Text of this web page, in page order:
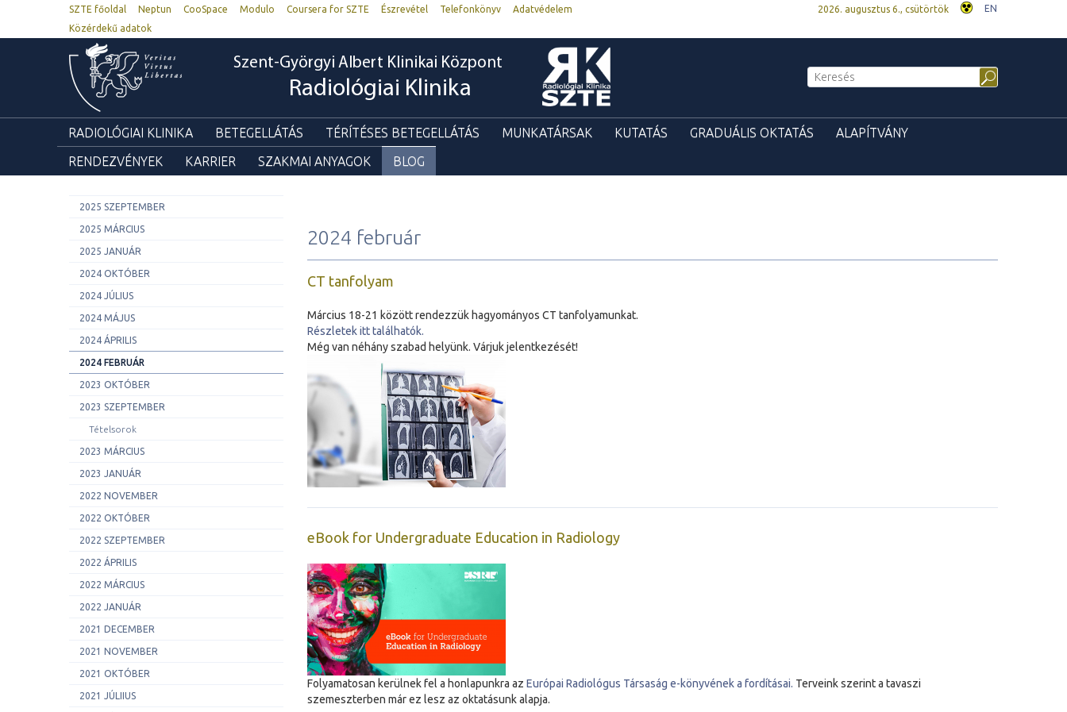
SZTE főoldal Neptun CooSpace Modulo Coursera for SZTE Észrevétel Telefonkönyv
Adatvédelem
Közérdekű adatok
2026. augusztus 6., csütörtök EN
Szent-Györgyi Albert Klinikai Központ
Radiológiai Klinika
RADIOLÓGIAI KLINIKA BETEGELLÁTÁS TÉRÍTÉSES BETEGELLÁTÁS MUNKATÁRSAK KUTATÁS GRADUÁLIS OKTATÁS
ALAPÍTVÁNY
RENDEZVÉNYEK
KARRIER SZAKMAI ANYAGOK BLOG
2025 SZEPTEMBER
2025 MÁRCIUS
2025 JANUÁR
2024 OKTÓBER
2024 JÚLIUS
2024 MÁJUS
2024 ÁPRILIS
2024 FEBRUÁR
2023 OKTÓBER
2023 SZEPTEMBER
Tételsorok
2023 MÁRCIUS
2023 JANUÁR
2022 NOVEMBER
2022 OKTÓBER
2022 SZEPTEMBER
2022 ÁPRILIS
2022 MÁRCIUS
2022 JANUÁR
2021 DECEMBER
2021 NOVEMBER
2021 OKTÓBER
2021 JÚLIIUS
2024 február
CT tanfolyam
Március 18-21 között rendezzük hagyományos CT tanfolyamunkat.
Részletek itt találhatók.
Még van néhány szabad helyünk. Várjuk jelentkezését!
eBook for Undergraduate Education in Radiology
Folyamatosan kerülnek fel a honlapunkra az Európai Radiológus Társaság e-könyvének a fordításai. Terveink szerint a tavaszi
szemeszterben már ez lesz az oktatásunk alapja.